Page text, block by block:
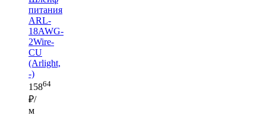
питания
ARL-
18AWG-
2Wire-
CU
(Arlight,
-)
15864
₽/
м